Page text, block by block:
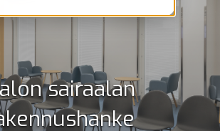
sairaalan